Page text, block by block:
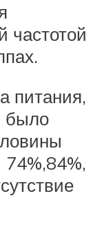
частотой
питания,
было
74%,84%,